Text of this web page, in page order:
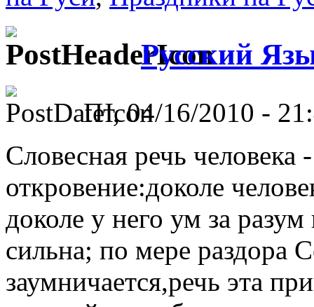
Русский
Пт, 04/16/2010 -
Словесная речь человека
откровение:доколе
доколе у него ум за
сильна; по мере раздора
заумничается,речь эта